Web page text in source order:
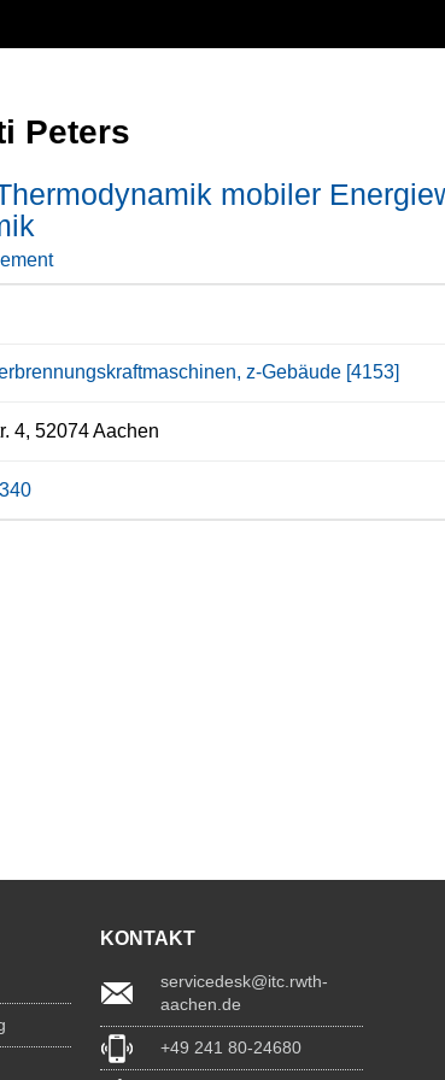
Peters
mobiler
z-Gebäude [4153]
4, 52074 Aachen
KONTAKT
servicedesk@itc.rwth-
aachen.de
+49 241 80-24680